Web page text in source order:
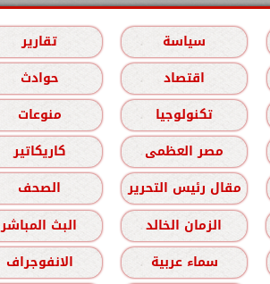
سياسة
تقارير
اقتصاد
حوادث
تكنولوجيا
منوعات
مصر العظمى
كاريكاتير
مقال رئيس التحرير
الصحف
الزمان الخالد
البث المباشر
سماء عربية الانفوجراف